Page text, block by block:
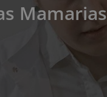
Mamarias